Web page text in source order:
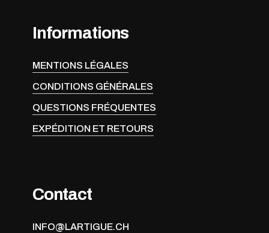
Informations
MENTIONS LÉGALES
CONDITIONS GÉNÉRALES
QUESTIONS FRÉQUENTES
EXPÉDITION ET RETOURS
Contact
INFO@LARTIGUE.CH